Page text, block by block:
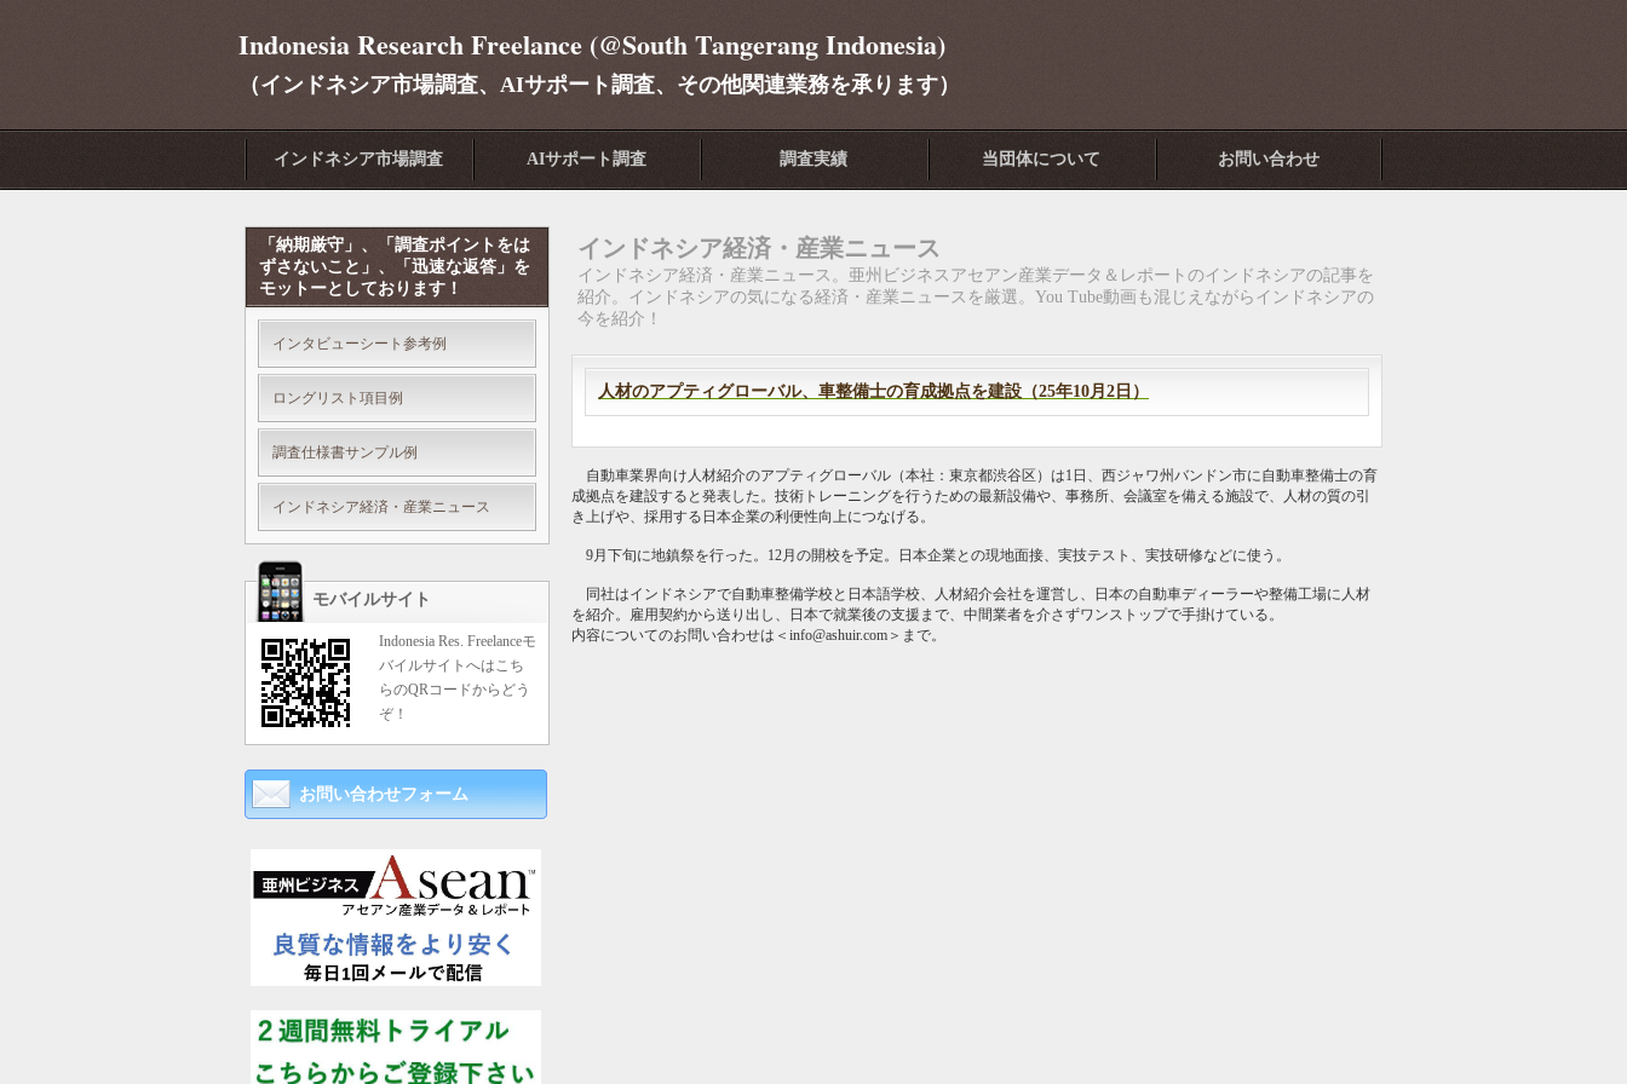
Indonesia Research Freelance (@South Tangerang Indonesia)
（インドネシア市場調査、AIサポート調査、その他関連業務を承ります）
インドネシア市場調査 AIサポート調査 調査実績 当団体について お問い合わせ
インドネシア経済・産業ニュース
インドネシア経済・産業ニュース。亜州ビジネスアセアン産業データ＆レポートのインドネシアの記事を
紹介。インドネシアの気になる経済・産業ニュースを厳選。You Tube動画も混じえながらインドネシアの
今を紹介！
人材のアプティグローバル、車整備士の育成拠点を建設（25年10月2日）
自動車業界向け人材紹介のアプティグローバル（本社：東京都渋谷区）は1日、西ジャワ州バンドン市に自動車整備士の育
成拠点を建設すると発表した。技術トレーニングを行うための最新設備や、事務所、会議室を備える施設で、人材の質の引
き上げや、採用する日本企業の利便性向上につなげる。
9月下旬に地鎮祭を行った。12月の開校を予定。日本企業との現地面接、実技テスト、実技研修などに使う。
同社はインドネシアで自動車整備学校と日本語学校、人材紹介会社を運営し、日本の自動車ディーラーや整備工場に人材
を紹介。雇用契約から送り出し、日本で就業後の支援まで、中間業者を介さずワンストップで手掛けている。
内容についてのお問い合わせは＜info@ashuir.com＞まで。
「納期厳守」、「調査ポイントをは
ずさないこと」、「迅速な返答」を
モットーとしております！
インタビューシート参考例
ロングリスト項目例
調査仕様書サンプル例
インドネシア経済・産業ニュース
モバイルサイト
Indonesia Res. Freelanceモ
バイルサイトへはこち
らのQRコードからどう
ぞ！
お問い合わせフォーム